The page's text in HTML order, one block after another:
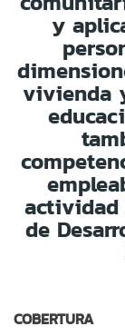
y
vivienda
actividad
de
COBERTURA